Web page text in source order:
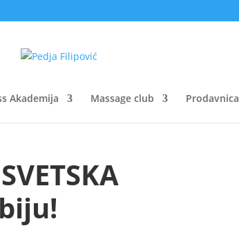
Akademija Massage club Prodavnica